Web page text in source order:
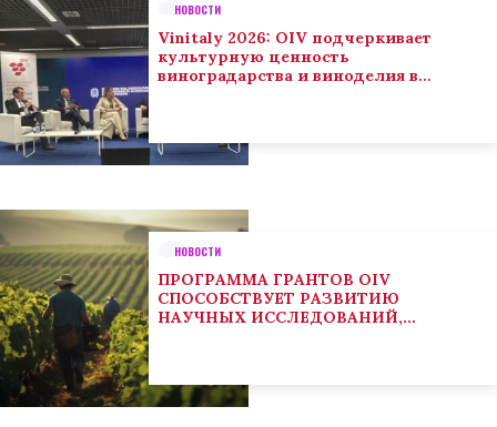
НОВОСТИ
Vinitaly 2026: OIV подчеркивает
культурную ценность
виноградарства и виноделия в
НОВОСТИ
ПРОГРАММА ГРАНТОВ OIV
СПОСОБСТВУЕТ РАЗВИТИЮ
НАУЧНЫХ ИССЛЕДОВАНИЙ,